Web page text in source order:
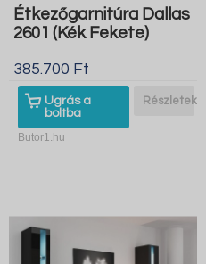
Étkezőgarnitúra Dallas
2601 (Kék Fekete)
385.700 Ft
Ugrás a
boltba
Részletek
Butor1.hu